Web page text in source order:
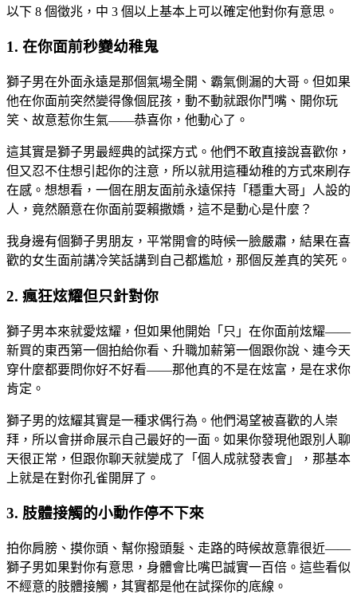
以下 8 個徵兆，中 3 個以上基本上可以確定他對你有意思。
1. 在你面前秒變幼稚鬼
獅子男在外面永遠是那個氣場全開、霸氣側漏的大哥。但如果
他在你面前突然變得像個屁孩，動不動就跟你鬥嘴、開你玩
笑、故意惹你生氣——恭喜你，他動心了。
這其實是獅子男最經典的試探方式。他們不敢直接說喜歡你，
但又忍不住想引起你的注意，所以就用這種幼稚的方式來刷存
在感。想想看，一個在朋友面前永遠保持「穩重大哥」人設的
人，竟然願意在你面前耍賴撒嬌，這不是動心是什麼？
我身邊有個獅子男朋友，平常開會的時候一臉嚴肅，結果在喜
歡的女生面前講冷笑話講到自己都尷尬，那個反差真的笑死。
2. 瘋狂炫耀但只針對你
獅子男本來就愛炫耀，但如果他開始「只」在你面前炫耀——
新買的東西第一個拍給你看、升職加薪第一個跟你說、連今天
穿什麼都要問你好不好看——那他真的不是在炫富，是在求你
肯定。
獅子男的炫耀其實是一種求偶行為。他們渴望被喜歡的人崇
拜，所以會拼命展示自己最好的一面。如果你發現他跟別人聊
天很正常，但跟你聊天就變成了「個人成就發表會」，那基本
上就是在對你孔雀開屏了。
3. 肢體接觸的小動作停不下來
拍你肩膀、摸你頭、幫你撥頭髮、走路的時候故意靠很近——
獅子男如果對你有意思，身體會比嘴巴誠實一百倍。這些看似
不經意的肢體接觸，其實都是他在試探你的底線。